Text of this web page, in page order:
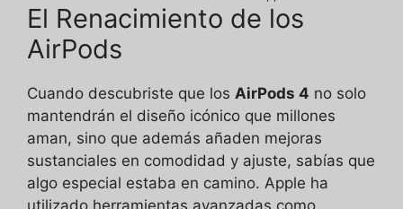
El Renacimiento de los
AirPods
Cuando descubriste que los AirPods 4 no solo
mantendrán el diseño icónico que millones
aman, sino que además añaden mejoras
sustanciales en comodidad y ajuste, sabías que
algo especial estaba en camino. Apple ha
utilizado herramientas avanzadas como